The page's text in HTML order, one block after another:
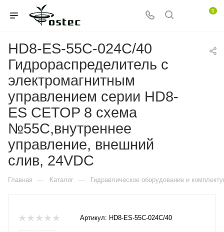
0
HD8-ES-55C-024C/40
Гидрораспределитель с
электромагнитным
управлением серии HD8-
ES CETOP 8 схема
№55C,внутреннее
управление, внешний
слив, 24VDC
Главная — Каталог — Гидравлическое оборудование и
Артикул: HD8-ES-55C-024C/40